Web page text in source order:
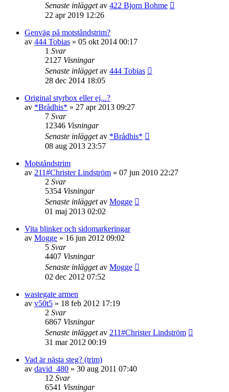
Senaste inläggetav 422 Bjorn Bohme
22 apr 2019 12:26
Genväg på motståndstrim?
av 444 Tobias » 05 okt 2014 00:17
1 Svar
2127 Visningar
Senaste inläggetav 444 Tobias
28 dec 2014 18:05
Original styrbox eller ej...?
av *Brådhis* » 27 apr 2013 09:27
7 Svar
12346 Visningar
Senaste inläggetav *Brådhis*
08 aug 2013 23:57
Motståndstrim
av 211#Christer Lindström » 07 jun 2010 22:27
2 Svar
5354 Visningar
Senaste inläggetav Mogge
01 maj 2013 02:02
Vita blinker och sidomarkeringar
av Mogge » 16 jun 2012 09:02
5 Svar
4407 Visningar
Senaste inläggetav Mogge
02 dec 2012 07:52
wastegate armen
av v50t5 » 18 feb 2012 17:19
2 Svar
6867 Visningar
Senaste inläggetav 211#Christer Lindström
31 mar 2012 00:19
Vad är nästa steg? (trim)
av david_480 » 30 aug 2011 07:40
12 Svar
6541 Visningar